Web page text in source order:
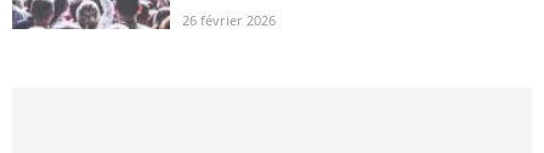
26 février 2026